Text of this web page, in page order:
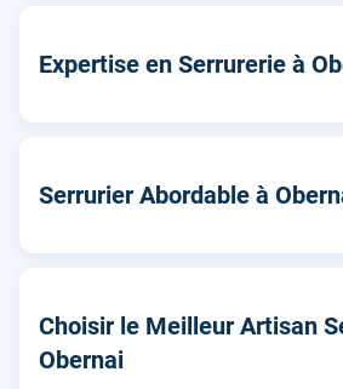
Expertise en Serrurerie à
Serrurier Abordable à
Choisir le Meilleur Artisan
Obernai